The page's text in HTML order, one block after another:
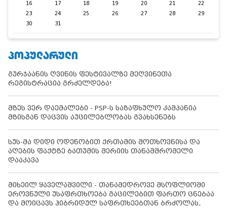
16
17 18 19 20 21
22
23
24 25 26 27 28
29
30
31
ᲞᲝᲞᲣᲚᲐᲠᲣᲚᲘ
გურჯაანის ღვინის ფესტივალზე მეღვინეთა
რეგისტრაცია გრძელდება!
მზეს ვერ დაემალები - PSP-ს საზაფხულო კამპანია
მზისგან დაცვის აუცილებლობას გვახსენებს
სუს-მა დიდი ოდენობით ქრთამის მოთხოვნისა და
აღების ფაქტზე ბათუმის მერიის თანამშრომელი
დააკავა
მიხეილ ყაველაშვილი - თანამედროვე მსოფლიოში
ეროვნული უსაფრთხოება გაცილებით ფართო ცნებაა
და მოიცავს ჰიბრიდულ საფრთხეებთან ბრძოლას,